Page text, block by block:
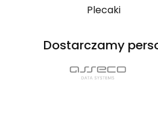
Plecaki
Dostarczamy